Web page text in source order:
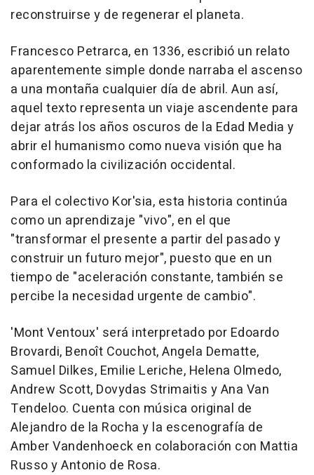
reconstruirse y de regenerar el planeta.
Francesco Petrarca, en 1336, escribió un relato
aparentemente simple donde narraba el ascenso
a una montaña cualquier día de abril. Aun así,
aquel texto representa un viaje ascendente para
dejar atrás los años oscuros de la Edad Media y
abrir el humanismo como nueva visión que ha
conformado la civilización occidental.
Para el colectivo Kor'sia, esta historia continúa
como un aprendizaje "vivo", en el que
"transformar el presente a partir del pasado y
construir un futuro mejor", puesto que en un
tiempo de "aceleración constante, también se
percibe la necesidad urgente de cambio".
'Mont Ventoux' será interpretado por Edoardo
Brovardi, Benoît Couchot, Angela Dematte,
Samuel Dilkes, Emilie Leriche, Helena Olmedo,
Andrew Scott, Dovydas Strimaitis y Ana Van
Tendeloo. Cuenta con música original de
Alejandro de la Rocha y la escenografía de
Amber Vandenhoeck en colaboración con Mattia
Russo y Antonio de Rosa.